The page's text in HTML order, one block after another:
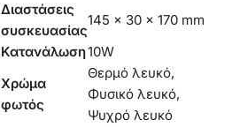
Διαστάσεις
συσκευασίας
145 × 30 × 170 mm
Κατανάλωση10W
Χρώμα
φωτός
Θερμό λευκό,
Φυσικό λευκό,
Ψυχρό λευκό